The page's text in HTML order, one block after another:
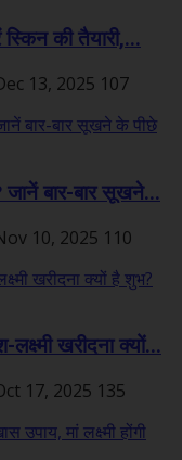
की तैयारी,...
13, 2025 107
जानें बार-बार सूखने...
10, 2025 110
खरीदना क्यों...
17, 2025 135